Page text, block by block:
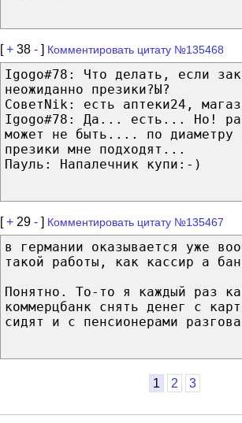
[+ 38 - ] Комментировать цитату №135468
Igogo#78: Что делать, если
неожиданно презики?Ы?
СоветNik: есть аптеки24,
Igogo#78: Да... есть... Но!
может не быть.... по диаметру
презики мне подходят...
Пayль: Напалечник купи:-)
[+ 29 - ] Комментировать цитату №135467
в германии оказывается уже
такой работы, как кассир а
Понятно. То-то я каждый раз
коммерцбанк снять денег с
сидят и с пенсионерами
1 2 3